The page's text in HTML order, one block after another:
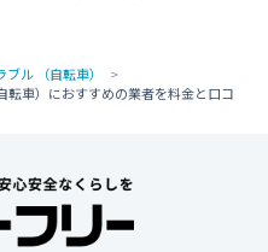
ル （自転車）
転車）におすすめの業者を料金と口コ